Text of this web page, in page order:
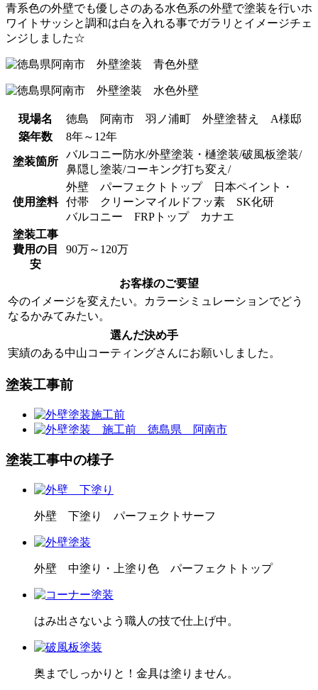
青系色の外壁でも優しさのある水色系の外壁で塗装を行いホ
ワイトサッシと調和は白を入れる事でガラリとイメージチェ
ンジしました☆
現場名
徳島 阿南市 羽ノ浦町 外壁塗替え A様邸
築年数
8年～12年
塗装箇所
バルコニー防水/外壁塗装・樋塗装/破風板塗装/
鼻隠し塗装/コーキング打ち変え/
使用塗料
外壁 パーフェクトトップ 日本ペイント・
付帯 クリーンマイルドフッ素 SK化研
バルコニー FRPトップ カナエ
塗装工事
費用の目
安
90万～120万
お客様のご要望
今のイメージを変えたい。カラーシミュレーションでどう
なるかみてみたい。
選んだ決め手
実績のある中山コーティングさんにお願いしました。
塗装工事前
塗装工事中の様子
外壁 下塗り パーフェクトサーフ
外壁 中塗り・上塗り色 パーフェクトトップ
はみ出さないよう職人の技で仕上げ中。
奥までしっかりと！金具は塗りません。